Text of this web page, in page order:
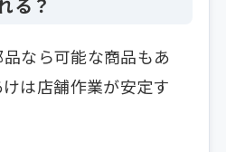
なら可能な商品もあ
は店舗作業が安定す